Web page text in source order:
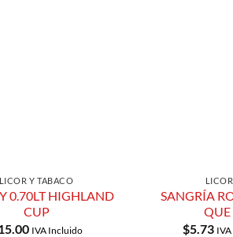
LICOR Y TABACO
0.70LT HIGHLAND
CUP
IVA Incluido
SANGRÍA
$5.73